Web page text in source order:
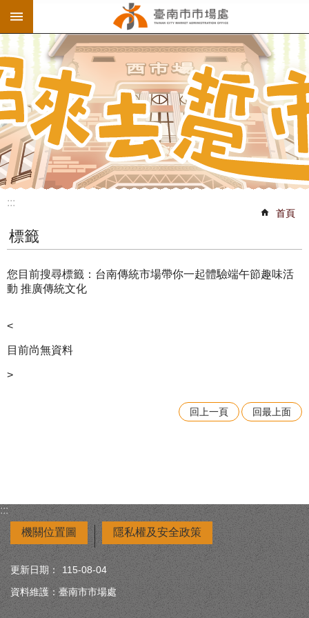
跳到主要內容區塊
:::
首頁
標籤
您目前搜尋標籤：台南傳統市場帶你一起體驗端午節趣味活
動 推廣傳統文化
<
目前尚無資料
>
回上一頁 回最上面
:::
機關位置圖
隱私權及安全政策
更新日期：
115-08-04
資料維護：臺南市市場處